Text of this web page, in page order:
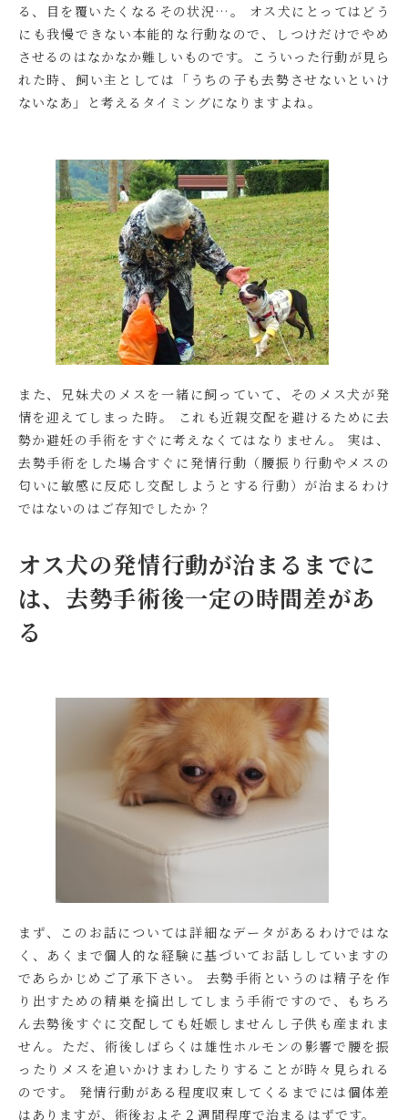
る、目を覆いたくなるその状況…。 オス犬にとってはどう
にも我慢できない本能的な行動なので、しつけだけでやめ
させるのはなかなか難しいものです。こういった行動が見ら
れた時、飼い主としては「うちの子も去勢させないといけ
ないなあ」と考えるタイミングになりますよね。
また、兄妹犬のメスを一緒に飼っていて、そのメス犬が発
情を迎えてしまった時。 これも近親交配を避けるために去
勢か避妊の手術をすぐに考えなくてはなりません。 実は、
去勢手術をした場合すぐに発情行動（腰振り行動やメスの
匂いに敏感に反応し交配しようとする行動）が治まるわけ
ではないのはご存知でしたか？
オス犬の発情行動が治まるまでに
は、去勢手術後一定の時間差があ
る
まず、このお話については詳細なデータがあるわけではな
く、あくまで個人的な経験に基づいてお話ししていますの
であらかじめご了承下さい。 去勢手術というのは精子を作
り出すための精巣を摘出してしまう手術ですので、もちろ
ん去勢後すぐに交配しても妊娠しませんし子供も産まれま
せん。ただ、術後しばらくは雄性ホルモンの影響で腰を振
ったりメスを追いかけまわしたりすることが時々見られる
のです。 発情行動がある程度収束してくるまでには個体差
はありますが、術後およそ２週間程度で治まるはずです。